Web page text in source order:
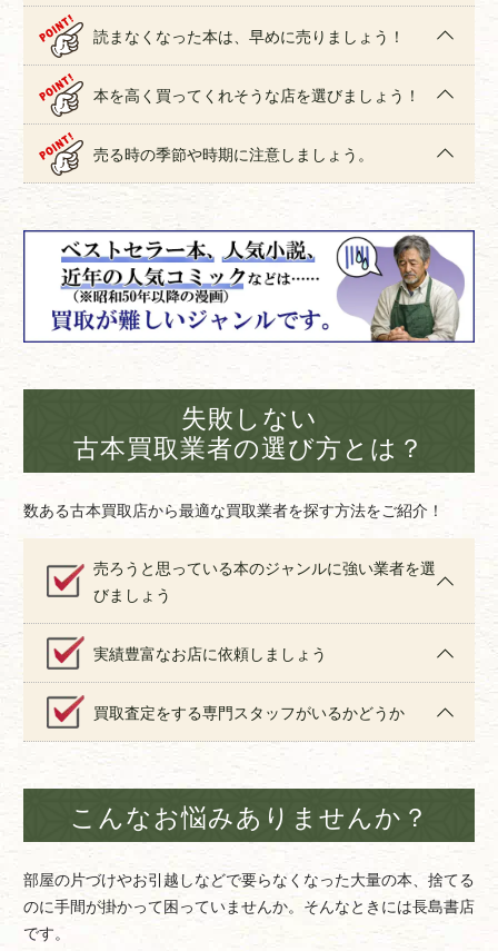
読まなくなった本は、早めに売りましょう！
本を高く買ってくれそうな店を選びましょう！
売る時の季節や時期に注意しましょう。
失敗しない
古本買取業者の選び方とは？
数ある古本買取店から最適な買取業者を探す方法をご紹介！
売ろうと思っている本のジャンルに強い業者を選
びましょう
実績豊富なお店に依頼しましょう
買取査定をする専門スタッフがいるかどうか
こんなお悩みありませんか？
部屋の片づけやお引越しなどで要らなくなった大量の本、捨てる
のに手間が掛かって困っていませんか。そんなときには長島書店
です。